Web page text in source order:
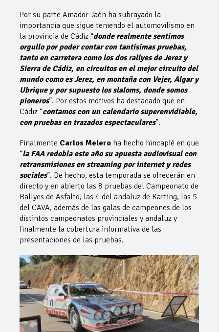
Por su parte Amador Jaén ha subrayado la
importancia que sigue teniendo el automovilismo en
la provincia de Cádiz “donde realmente sentimos
orgullo por poder contar con tantísimas pruebas,
tanto en carretera como los dos rallyes de Jerez y
Sierra de Cádiz, en circuitos en el mejor circuito del
mundo como es Jerez, en montaña con Vejer, Algar y
Ubrique y por supuesto los slaloms, donde somos
pioneros”. Por estos motivos ha destacado que en
Cádiz “contamos con un calendario superenvidiable,
con pruebas en trazados espectaculares”.
Finalmente Carlos Melero ha hecho hincapié en que
“la FAA redobla este año su apuesta audiovisual con
retransmisiones en streaming por internet y redes
sociales”. De hecho, esta temporada se ofrecerán en
directo y en abierto las 8 pruebas del Campeonato de
Rallyes de Asfalto, las 4 del andaluz de Karting, las 5
del CAVA, además de las galas de campeones de los
distintos campeonatos provinciales y andaluz y
finalmente la cobertura informativa de las
presentaciones de las pruebas.